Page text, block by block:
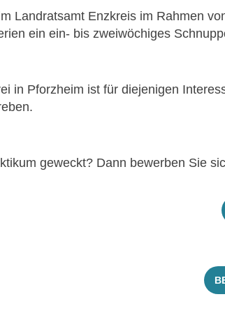
Landratsamt Enzkreis im Rahmen
ein ein- bis zweiwöchiges
in Pforzheim ist für diejenigen
geweckt? Dann bewerben Sie